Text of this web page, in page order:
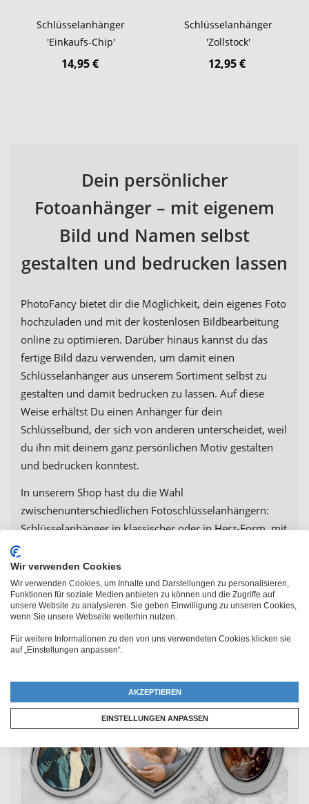
Schlüsselanhänger
'Einkaufs-Chip'
14,95 €
Schlüsselanhänger
'Zollstock'
12,95 €
Dein persönlicher
Fotoanhänger – mit eigenem
Bild und Namen selbst
gestalten und bedrucken lassen
PhotoFancy bietet dir die Möglichkeit, dein eigenes Foto
hochzuladen und mit der kostenlosen Bildbearbeitung
online zu optimieren. Darüber hinaus kannst du das
fertige Bild dazu verwenden, um damit einen
Schlüsselanhänger aus unserem Sortiment selbst zu
gestalten und damit bedrucken zu lassen. Auf diese
Weise erhältst Du einen Anhänger für dein
Schlüsselbund, der sich von anderen unterscheidet, weil
du ihn mit deinem ganz persönlichen Motiv gestalten
und bedrucken konntest.
In unserem Shop hast du die Wahl
zwischenunterschiedlichen Fotoschlüsselanhängern:
Schlüsselanhänger in klassischer oder in Herz-Form, mit
Taschenmesser-Funktion, als Flaschenöffner oder als
Kennzeichen-Schlüsselanhänger. Alle Schlüsselanhänger
zum selbst gestalten sind übrigens verchromt. Du
erhältst in jedem Fall einen hochwertigen Schlüssel-
Anhänger mit deinem Foto.
Wir verwenden Cookies
Wir verwenden Cookies, um Inhalte und Darstellungen zu personalisieren,
Funktionen für soziale Medien anbieten zu können und die Zugriffe auf
unsere Website zu analysieren. Sie geben Einwilligung zu unseren Cookies,
wenn Sie unsere Webseite weiterhin nutzen.
Für weitere Informationen zu den von uns verwendeten Cookies klicken sie
auf „Einstellungen anpassen“.
AKZEPTIEREN
EINSTELLUNGEN ANPASSEN